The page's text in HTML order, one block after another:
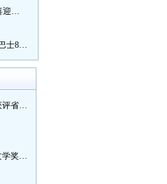
【网络中国节•春节】梧林百米长桌宴欢喜迎新春
晋江春节免费旅游公交专线启动 2辆双层巴士8辆铛铛车带你游
打造产城融合、共同富裕磁灶样板 磁灶获评省级乡村振兴示范乡镇
纪录片《走近这片海》来晋江拍摄 茅盾文学奖得主麦家探寻晋江“海海”人生